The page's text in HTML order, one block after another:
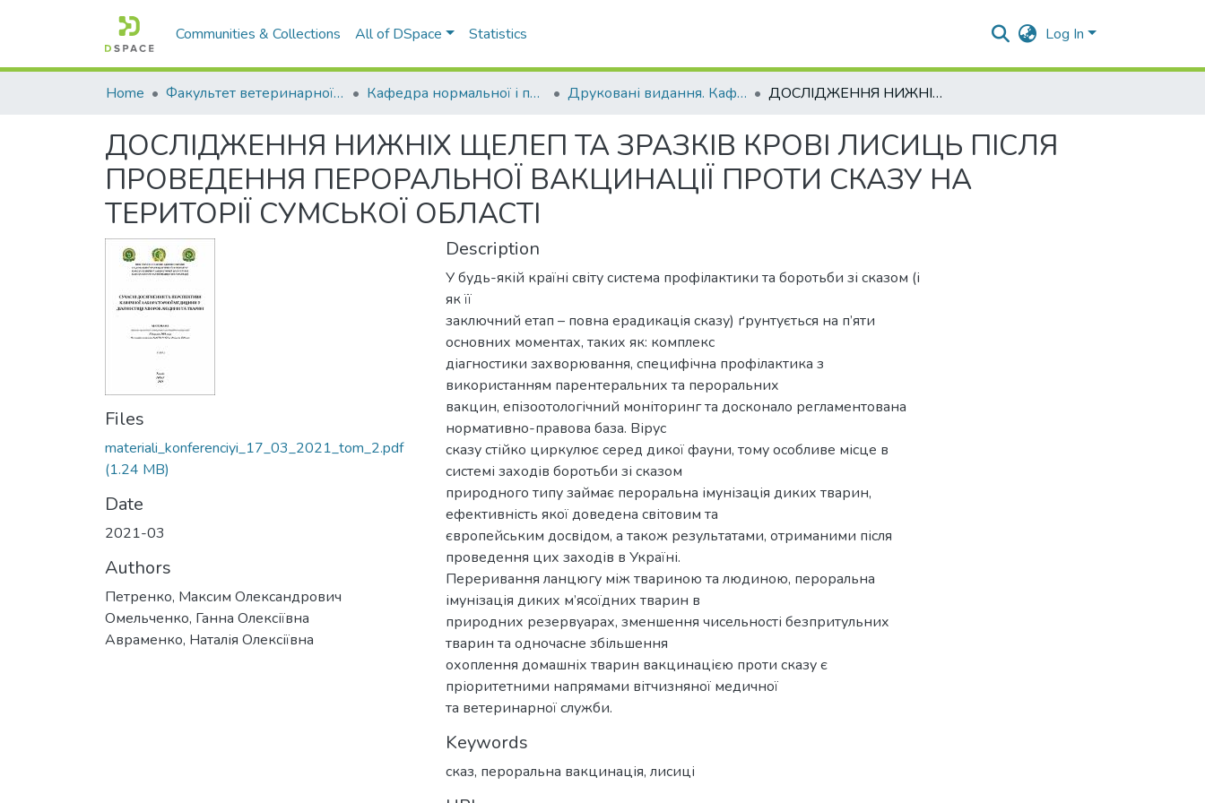
Communities & Collections All of DSpace Statistics Log In
Home Факультет ветеринарної медицини Кафедра нормальної і патологічної анатомії та фізіології тварин Друковані видання. Кафедра нормальної і паталогічної анатомії та фізіології тварин ДОСЛІДЖЕННЯ НИЖНІХ ЩЕЛЕП ТА ЗРАЗКІВ КРОВІ ЛИСИЦЬ ПІСЛЯ ПРОВЕДЕННЯ ПЕРОРАЛЬНОЇ ВАКЦИНАЦІЇ ПРОТИ СКАЗУ НА ТЕРИТОРІЇ СУМСЬКОЇ ОБЛАСТІ
ДОСЛІДЖЕННЯ НИЖНІХ ЩЕЛЕП ТА ЗРАЗКІВ КРОВІ ЛИСИЦЬ ПІСЛЯ
ПРОВЕДЕННЯ ПЕРОРАЛЬНОЇ ВАКЦИНАЦІЇ ПРОТИ СКАЗУ НА
ТЕРИТОРІЇ СУМСЬКОЇ ОБЛАСТІ
Files
materiali_konferenciyi_17_03_2021_tom_2.pdf
(1.24 MB)
Date
2021-03
Authors
Петренко, Максим Олександрович
Омельченко, Ганна Олексіївна
Авраменко, Наталія Олексіївна
Description
У будь-якій країні світу система профілактики та боротьби зі сказом (і
як її
заключний етап – повна ерадикація сказу) ґрунтується на п’яти
основних моментах, таких як: комплекс
діагностики захворювання, специфічна профілактика з
використанням парентеральних та пероральних
вакцин, епізоотологічний моніторинг та досконало регламентована
нормативно-правова база. Вірус
сказу стійко циркулює серед дикої фауни, тому особливе місце в
системі заходів боротьби зі сказом
природного типу займає пероральна імунізація диких тварин,
ефективність якої доведена світовим та
європейським досвідом, а також результатами, отриманими після
проведення цих заходів в Україні.
Переривання ланцюгу між твариною та людиною, пероральна
імунізація диких м’ясоїдних тварин в
природних резервуарах, зменшення чисельності безпритульних
тварин та одночасне збільшення
охоплення домашніх тварин вакцинацією проти сказу є
пріоритетними напрямами вітчизняної медичної
та ветеринарної служби.
Keywords
сказ, пероральна вакцинація, лисиці